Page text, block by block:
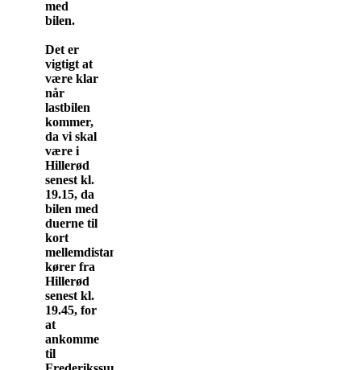
med
bilen.
Det er
vigtigt at
være klar
når
lastbilen
kommer,
da vi skal
være i
Hillerød
senest kl.
19.15, da
bilen med
duerne til
kort
mellemdistance
kører fra
Hillerød
senest kl.
19.45, for
at
ankomme
til